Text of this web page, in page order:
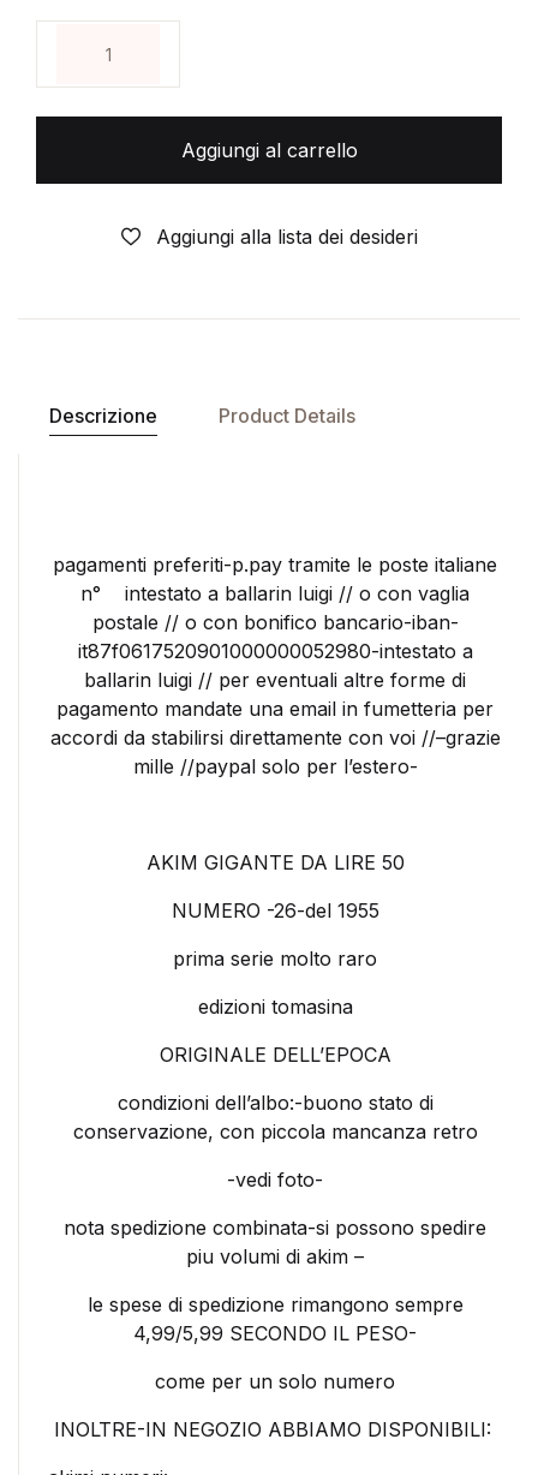
Aggiungi al carrello
Aggiungi alla lista dei desideri
Descrizione Product Details
pagamenti preferiti-p.pay tramite le poste italiane
n° intestato a ballarin luigi // o con vaglia
postale // o con bonifico bancario-iban-
it87f0617520901000000052980-intestato a
ballarin luigi // per eventuali altre forme di
pagamento mandate una email in fumetteria per
accordi da stabilirsi direttamente con voi //–grazie
mille //paypal solo per l’estero-
AKIM GIGANTE DA LIRE 50
NUMERO -26-del 1955
prima serie molto raro
edizioni tomasina
ORIGINALE DELL’EPOCA
condizioni dell’albo:-buono stato di
conservazione, con piccola mancanza retro
-vedi foto-
nota spedizione combinata-si possono spedire
piu volumi di akim –
le spese di spedizione rimangono sempre
4,99/5,99 SECONDO IL PESO-
come per un solo numero
INOLTRE-IN NEGOZIO ABBIAMO DISPONIBILI: